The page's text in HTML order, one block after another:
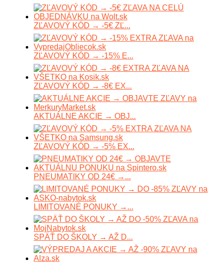
ZĽAVOVÝ KÓD → -5€ ZĽ...
ZĽAVOVÝ KÓD → -15% E...
ZĽAVOVÝ KÓD → -8€ EX...
AKTUÁLNE AKCIE → OBJ...
ZĽAVOVÝ KÓD → -5% EX...
PNEUMATIKY OD 24€ →...
LIMITOVANÉ PONUKY →...
SPÄŤ DO ŠKOLY → AŽ D...